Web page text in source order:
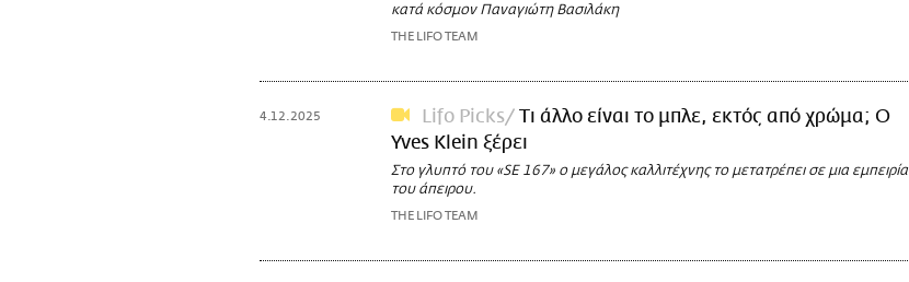
κατά κόσμον Παναγιώτη Βασιλάκη
THE LIFO TEAM
4.12.2025 Lifo Picks
Τι άλλο είναι το μπλε, εκτός από χρώμα; Ο
Yves Klein ξέρει
Στο γλυπτό του «SE 167» ο μεγάλος καλλιτέχνης το μετατρέπει σε μια εμπειρία
του άπειρου.
THE LIFO TEAM